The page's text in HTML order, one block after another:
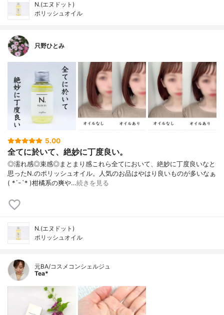
N.(エヌドット)
ポリッシュオイル
只野ひとみ
5.00
全てに於いて、絶妙に丁度良い。
◎濡れ感◎束感◎まとまり感これら全てにおいて、絶妙に丁度良いなと
思ったN.のポリッシュオイル。人気のお品はやはり良いものが多いなぁ
( *´ｰ`* )柑橘系の爽や…続きを見る
N.(エヌドット)
ポリッシュオイル
元BA/コスメコンシェルジュ
Tea*